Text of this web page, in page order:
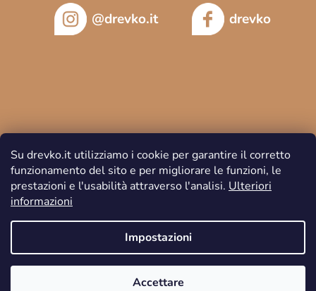
Su drevko.it utilizziamo i cookie per garantire il corretto
funzionamento del sito e per migliorare le funzioni, le
prestazioni e l'usabilità attraverso l'analisi. Ulteriori
informazioni
Impostazioni
Accettare
@drevko.it drevko